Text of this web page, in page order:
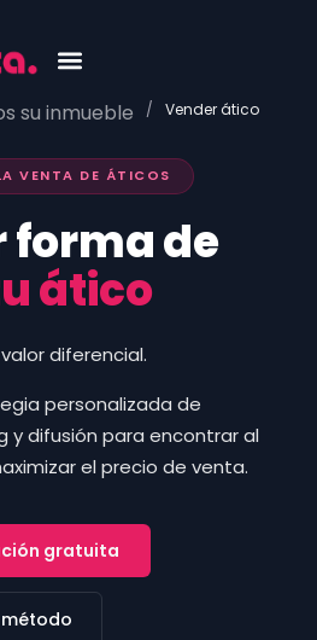
su inmueble / Vender ático
VENTA DE ÁTICOS
forma de
ático
diferencial.
personalizada de
y difusión para encontrar al
el precio de venta.
gratuita